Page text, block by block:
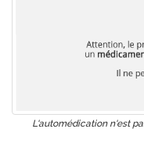
L'automédication n'est